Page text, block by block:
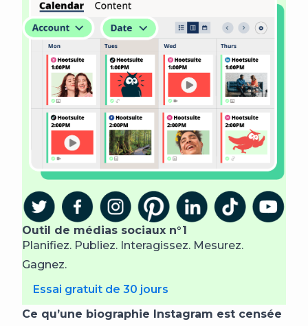
Outil de médias sociaux n°1
Planifiez. Publiez. Interagissez. Mesurez.
Gagnez.
Essai gratuit de 30 jours
Ce qu’une biographie Instagram est censée